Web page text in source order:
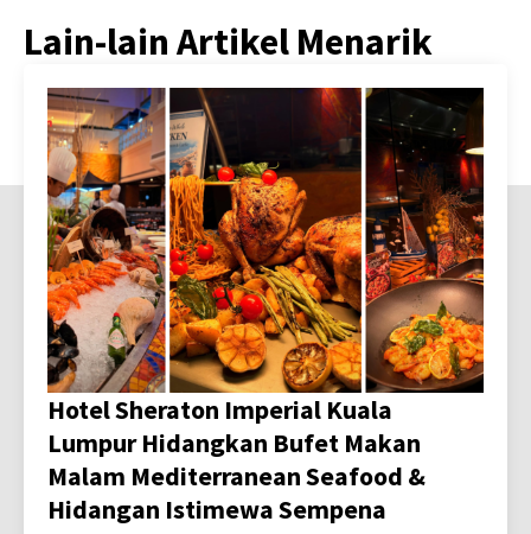
Lain-lain Artikel Menarik
Hotel Sheraton Imperial Kuala
Lumpur Hidangkan Bufet Makan
Malam Mediterranean Seafood &
Hidangan Istimewa Sempena